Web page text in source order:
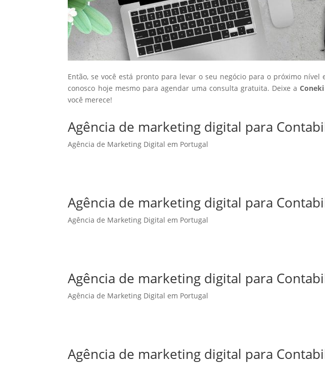
Então, se você está pronto para levar o seu negócio para o próximo nível
conosco hoje mesmo para agendar uma consulta gratuita. Deixe aConeki
você merece!
Agência de marketing digital para
Agência de Marketing Digital em Portugal
Agência de marketing digital para
Agência de Marketing Digital em Portugal
Agência de marketing digital para
Agência de Marketing Digital em Portugal
Agência de marketing digital para